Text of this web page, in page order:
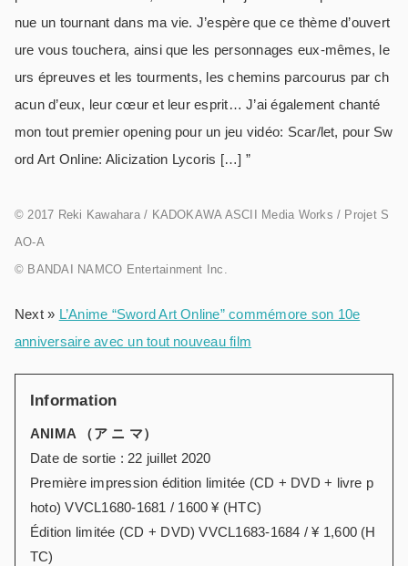
nue un tournant dans ma vie. J’espère que ce thème d’ouvert
ure vous touchera, ainsi que les personnages eux-mêmes, le
urs épreuves et les tourments, les chemins parcourus par ch
acun d’eux, leur cœur et leur esprit… J’ai également chanté
mon tout premier opening pour un jeu vidéo: Scar/let, pour Sw
ord Art Online: Alicization Lycoris […] ”
© 2017 Reki Kawahara / KADOKAWA ASCII Media Works / Projet S
AO-A
© BANDAI NAMCO Entertainment Inc.
Next » L’Anime “Sword Art Online” commémore son 10e
anniversaire avec un tout nouveau film
Information
ANIMA （ア ニ マ）
Date de sortie : 22 juillet 2020
Première impression édition limitée (CD + DVD + livre p
hoto) VVCL1680-1681 / 1600 ¥ (HTC)
Édition limitée (CD + DVD) VVCL1683-1684 / ¥ 1,600 (H
TC)